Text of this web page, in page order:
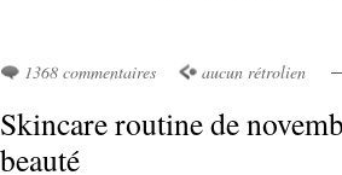
1368 commentaires aucun rétrolien
Skincare routine de
beauté